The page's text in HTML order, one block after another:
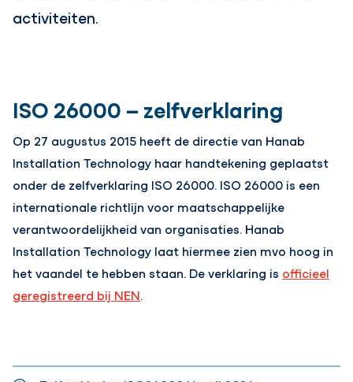
activiteiten.
ISO 26000 – zelfverklaring
Op 27 augustus 2015 heeft de directie van Hanab
Installation Technology haar handtekening geplaatst
onder de zelfverklaring ISO 26000. ISO 26000 is een
internationale richtlijn voor maatschappelijke
verantwoordelijkheid van organisaties. Hanab
Installation Technology laat hiermee zien mvo hoog in
het vaandel te hebben staan. De verklaring is officieel
geregistreerd bij NEN.